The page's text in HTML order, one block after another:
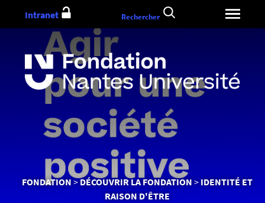
au
Vous
êtes
FONDATION DÉCOUVRIR LA FONDATION
IDENTITÉ ET
RAISON D'ÊTRE
Intranet Rechercher